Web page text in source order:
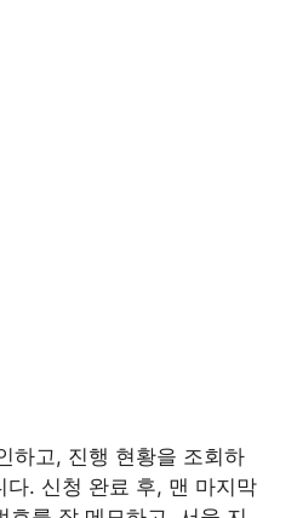
하고, 진행 현황을 조회하
다. 신청 완료 후, 맨 마지막